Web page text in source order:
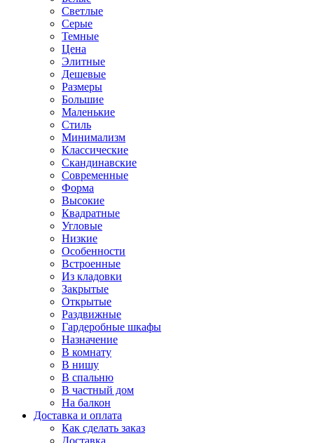
Светлые
Серые
Темные
Цена
Элитные
Дешевые
Размеры
Большие
Маленькие
Стиль
Минимализм
Классические
Скандинавские
Современные
Форма
Высокие
Квадратные
Угловые
Низкие
Особенности
Встроенные
Из кладовки
Закрытые
Открытые
Раздвижные
Гардеробные шкафы
Назначение
В комнату
В нишу
В спальню
В частный дом
На балкон
Доставка и оплата
Как сделать заказ
Доставка